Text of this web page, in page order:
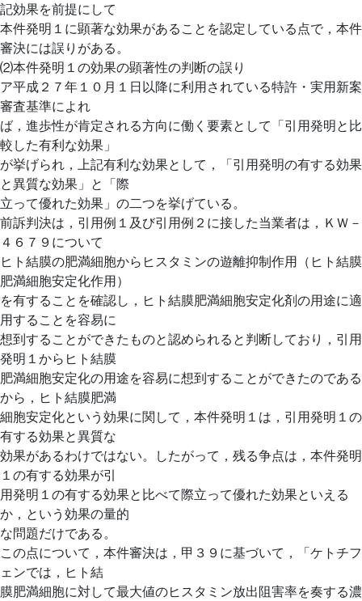
記効果を前提にして
本件発明１に顕著な効果があることを認定している点で，本件
審決には誤りがある。
⑵本件発明１の効果の顕著性の判断の誤り
ア平成２７年１０月１日以降に利用されている特許・実用新案
審査基準によれ
ば，進歩性が肯定される方向に働く要素として「引用発明と比
較した有利な効果」
が挙げられ，上記有利な効果として，「引用発明の有する効果
と異質な効果」と「際
立って優れた効果」の二つを挙げている。
前訴判決は，引用例１及び引用例２に接した当業者は，ＫＷ－
４６７９について
ヒト結膜の肥満細胞からヒスタミンの遊離抑制作用（ヒト結膜
肥満細胞安定化作用）
を有することを確認し，ヒト結膜肥満細胞安定化剤の用途に適
用することを容易に
想到することができたものと認められると判断しており，引用
発明１からヒト結膜
肥満細胞安定化の用途を容易に想到することができたのである
から，ヒト結膜肥満
細胞安定化という効果に関して，本件発明１は，引用発明１の
有する効果と異質な
効果があるわけではない。したがって，残る争点は，本件発明
１の有する効果が引
用発明１の有する効果と比べて際立って優れた効果といえる
か，という効果の量的
な問題だけである。
この点について，本件審決は，甲３９に基づいて，「ケトチフ
ェンでは，ヒト結
膜肥満細胞に対して最大値のヒスタミン放出阻害率を奏する濃